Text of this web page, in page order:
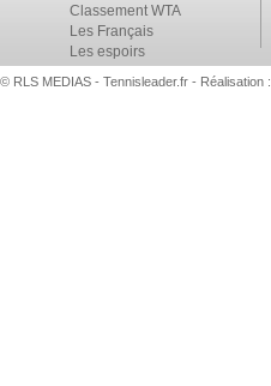
Classement WTA
Les Français
Les espoirs
© RLS MEDIAS - Tennisleader.fr - Réalisation :